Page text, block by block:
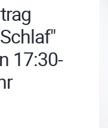
17:30-